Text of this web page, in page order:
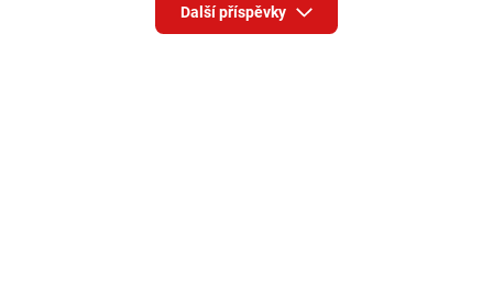
Další příspěvky